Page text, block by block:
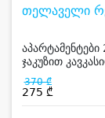
თელაველი
ჯაკუზით
კახეთში
370 ₾
275 ₾